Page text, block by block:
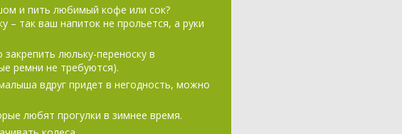
и пить любимый кофе или сок?
– так ваш напиток не прольется, а руки
люльку-переноску в
ремни не требуются).
вдруг придет в негодность, можно
любят прогулки в зимнее время.